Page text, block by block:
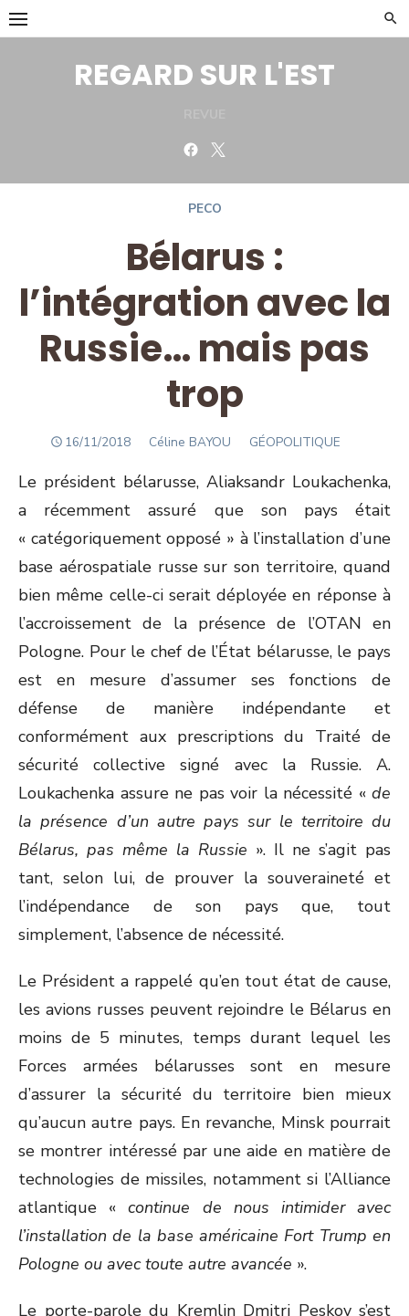
Skip
to
REGARD SUR L'EST
Facebook
PECO
Bélarus :
l’intégration avec la
Russie… mais pas
trop
POSTED
16/11/2018 Author
Céline BAYOU GÉOPOLITIQUE
Le président bélarusse, Aliaksandr Loukachenka,
a récemment assuré que son pays était
« catégoriquement opposé » à l’installation d’une
base aérospatiale russe sur son territoire, quand
bien même celle-ci serait déployée en réponse à
l’accroissement de la présence de l’OTAN en
Pologne. Pour le chef de l’État bélarusse, le pays
est en mesure d’assumer ses fonctions de
défense de manière indépendante et
conformément aux prescriptions du Traité de
sécurité collective signé avec la Russie. A.
Loukachenka assure ne pas voir la nécessité « de
la présence d’un autre pays sur le territoire du
Bélarus, pas même la Russie ». Il ne s’agit pas
tant, selon lui, de prouver la souveraineté et
l’indépendance de son pays que, tout
simplement, l’absence de nécessité.
Le Président a rappelé qu’en tout état de cause,
les avions russes peuvent rejoindre le Bélarus en
moins de 5 minutes, temps durant lequel les
Forces armées bélarusses sont en mesure
d’assurer la sécurité du territoire bien mieux
qu’aucun autre pays. En revanche, Minsk pourrait
se montrer intéressé par une aide en matière de
technologies de missiles, notamment si l’Alliance
atlantique «continue de nous intimider avec
l’installation de la base américaine Fort Trump en
Pologne ou avec toute autre avancée ».
Le porte-parole du Kremlin Dmitri Peskov s’est